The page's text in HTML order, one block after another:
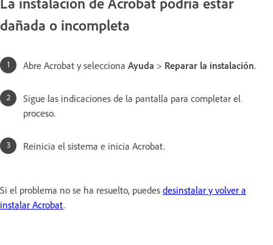
dañada o incompleta
Abre Acrobat y selecciona Ayuda > Reparar la instalación.
Sigue las indicaciones de la pantalla para completar el
proceso.
Reinicia el sistema e inicia Acrobat.
Si el problema no se ha resuelto, puedes desinstalar y volver a
instalar Acrobat.